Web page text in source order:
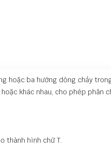
hoặc ba hướng dòng chảy
khác nhau, cho phép phân
thành hình chữ T.